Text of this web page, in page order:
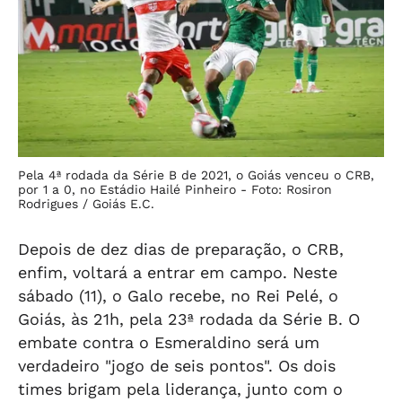
Pela 4ª rodada da Série B de 2021, o Goiás venceu o CRB,
por 1 a 0, no Estádio Hailé Pinheiro - Foto: Rosiron
Rodrigues / Goiás E.C.
Depois de dez dias de preparação, o CRB,
enfim, voltará a entrar em campo. Neste
sábado (11), o Galo recebe, no Rei Pelé, o
Goiás, às 21h, pela 23ª rodada da Série B. O
embate contra o Esmeraldino será um
verdadeiro "jogo de seis pontos". Os dois
times brigam pela liderança, junto com o